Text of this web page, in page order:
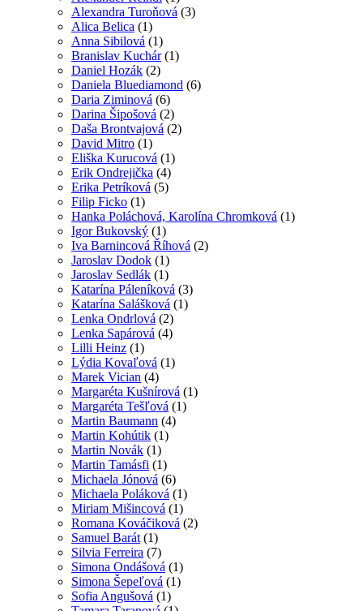
Alexandra Turoňová (3)
Alica Belica (1)
Anna Sibilová (1)
Branislav Kuchár(1)
Daniel Hozák (2)
Daniela Bluediamond (6)
Daria Ziminová (6)
Darina Šipošová (2)
Daša Brontvajová (2)
David Mitro (1)
Eliška Kurucová (1)
Erik Ondrejička (4)
Erika Petríková (5)
Filip Ficko (1)
Hanka Poláchová, Karolína Chromková (1)
Igor Bukovský (1)
Iva Barnincová Říhová (2)
Jaroslav Dodok (1)
Jaroslav Sedlák (1)
Katarína Páleníková (3)
Katarína Salášková (1)
Lenka Ondrlová (2)
Lenka Sapárová (4)
Lilli Heinz (1)
Lýdia Kovaľová (1)
Marek Vician (4)
Margaréta Kušnírová (1)
Margaréta Tešľová (1)
Martin Baumann (4)
Martin Kohútik (1)
Martin Novák (1)
Martin Tamásfi (1)
Michaela Jónová (6)
Michaela Poláková (1)
Miriam Mišincová (1)
Romana Kováčiková (2)
Samuel Barát (1)
Silvia Ferreira (7)
Simona Ondášová (1)
Simona Šepeľová (1)
Sofia Angušová (1)